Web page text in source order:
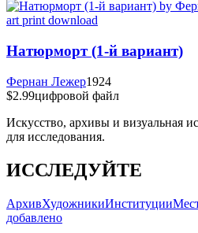
Натюрморт (1-й вариант)
Фернан Лежер1924
$2.99цифровой файл
Искусство, архивы и визуальная
для исследования.
ИССЛЕДУЙТЕ
АрхивХудожникиИнституции
добавлено